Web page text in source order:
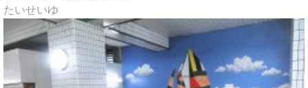
たいせいゆ